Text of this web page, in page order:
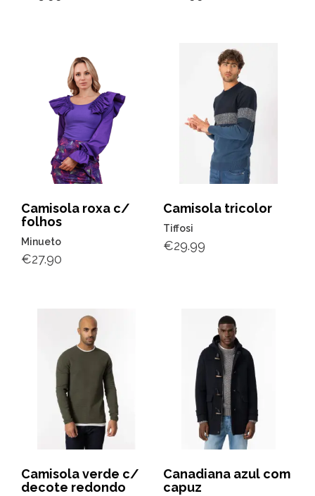
Camisola roxa c/
folhos
Minueto
€27.90
Camisola tricolor
Tiffosi
€29.99
Camisola verde c/
decote redondo
Canadiana azul com
capuz